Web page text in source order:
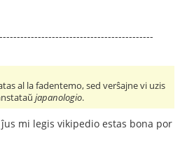
al la fadentemo, sed verŝajne vi uzis
japanologio.
mi legis vikipedio estas bona por